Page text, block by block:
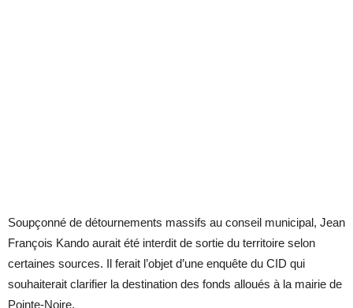
Soupçonné de détournements massifs au conseil municipal, Jean
François Kando aurait été interdit de sortie du territoire selon
certaines sources. Il ferait l’objet d’une enquête du CID qui
souhaiterait clarifier la destination des fonds alloués à la mairie de
Pointe-Noire.